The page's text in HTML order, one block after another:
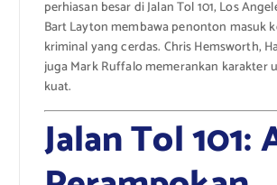
perhiasan besar di Jalan Tol 101, Los
Bart Layton membawa penonton masuk
kriminal yang cerdas. Chris Hemsworth,
juga Mark Ruffalo memerankan karakter
kuat.
Jalan Tol 101: